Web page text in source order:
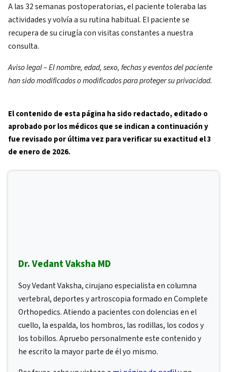
A las 32 semanas postoperatorias, el paciente toleraba las
actividades y volvía a su rutina habitual. El paciente se
recupera de su cirugía con visitas constantes a nuestra
consulta.
Aviso legal – El nombre, edad, sexo, fechas y eventos del paciente
han sido modificados o modificados para proteger su privacidad.
El contenido de esta página ha sido redactado, editado o
aprobado por los médicos que se indican a continuación y
fue revisado por última vez para verificar su exactitud el 3
de enero de 2026.
Dr. Vedant Vaksha MD
Soy Vedant Vaksha, cirujano especialista en columna
vertebral, deportes y artroscopia formado en Complete
Orthopedics. Atiendo a pacientes con dolencias en el
cuello, la espalda, los hombros, las rodillas, los codos y
los tobillos. Apruebo personalmente este contenido y
he escrito la mayor parte de él yo mismo.